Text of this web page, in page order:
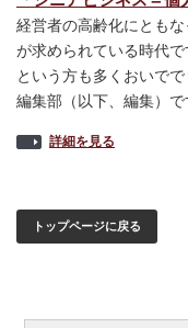
経営者の高齢化にとも
が求められている時代で
という方も多くおいで
編集部（以下、編集）
詳細を見る
トップページに戻る